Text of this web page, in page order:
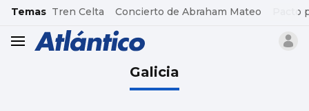
common.go-to-content
Temas Tren Celta Concierto de Abraham Mateo Pacto
header.menu.open
Galicia